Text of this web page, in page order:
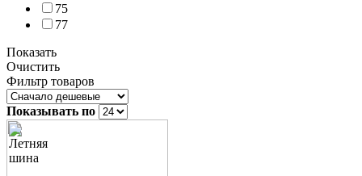
75
77
Показать
Очистить
Фильтр товаров
Показывать по